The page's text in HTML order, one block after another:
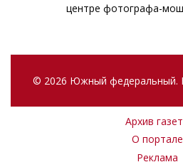
центре фотографа-
© 2026 Южный федеральный.
Архив
О портале
Реклама